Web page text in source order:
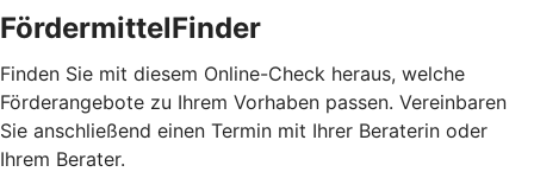
FördermittelFinder
Finden Sie mit diesem Online-Check heraus, welche
Förderangebote zu Ihrem Vorhaben passen. Vereinbaren
Sie anschließend einen Termin mit Ihrer Beraterin oder
Ihrem Berater.